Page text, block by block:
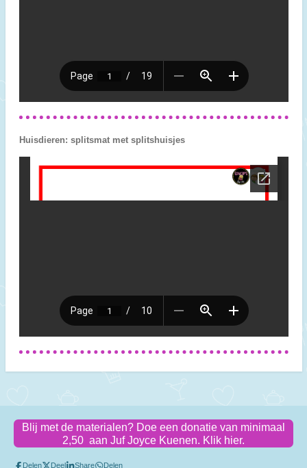
Huisdieren: splitsmat met splitshuisjes
Blij met de materialen? Doe een donatie van minimaal
2,50 aan Juf Joyce Kuenen. Klik hier.
Delen Deel Share Delen